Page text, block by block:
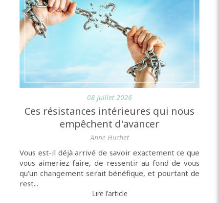
08 Juillet 2026
Ces résistances intérieures qui nous
empêchent d'avancer
Anne Huchet
Vous est-il déjà arrivé de savoir exactement ce que
vous aimeriez faire, de ressentir au fond de vous
qu'un changement serait bénéfique, et pourtant de
rest...
Lire l'article